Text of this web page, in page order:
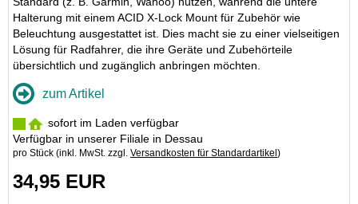
Halterung mit einem ACID X-Lock Mount für Zubehör wie
Beleuchtung ausgestattet ist. Dies macht sie zu einer vielseitigen
Lösung für Radfahrer, die ihre Geräte und Zubehörteile
übersichtlich und zugänglich anbringen möchten.
zum Artikel
sofort im Laden verfügbar
Verfügbar in unserer Filiale in Dessau
pro Stück (inkl. MwSt. zzgl. Versandkosten für Standardartikel )
34,95 EUR